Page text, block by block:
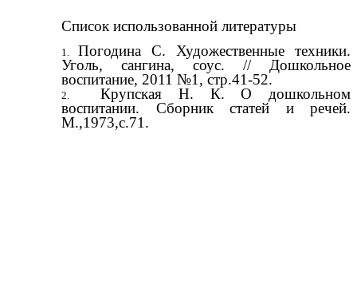
Список использованной литературы
Погодина С. Художественные техники.
Уголь, сангина, соус. // Дошкольное
воспитание, 2011 №1, стр.41-52.
Крупская Н. К. О дошкольном
воспитании. Сборник статей и речей.
М.,1973,с.71.